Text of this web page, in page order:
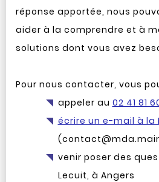
réponse apportée, nous
aider à la comprendre et à
solutions dont vous avez
Pour nous contacter, vous
appeler au 02 41 81
écrire un e-mail à la
venir poser des
Lecuit, à Angers